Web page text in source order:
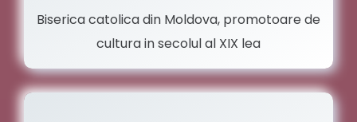
Biserica catolica din Moldova, promotoare de
cultura in secolul al XIX lea